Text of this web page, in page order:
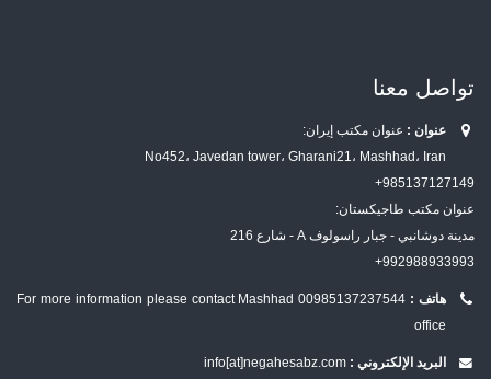
تواصل معنا
عنوان : عنوان مكتب إيران:
No452، Javedan tower، Gharani21، Mashhad، Iran
985137127149+
عنوان مكتب طاجيكستان:
مدينة دوشانبي - جبار راسولوف A - شارع 216
992988933993+
هاتف : 00985137237544
For more information please contact Mashhad
office
البريد الإلكتروني : info[at]negahesabz.com